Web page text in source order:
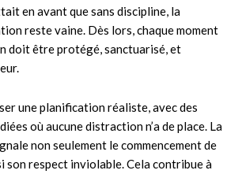
en avant que sans discipline, la
reste vaine. Dès lors, chaque moment
doit être protégé, sanctuarisé, et
une planification réaliste, avec des
où aucune distraction n’a de place. La
non seulement le commencement de
son respect inviolable. Cela contribue à